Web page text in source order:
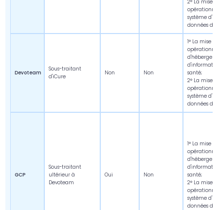
2° La mise
système
données de
Devoteam
Sous-traitant
d'iCure
Non Non
1° La mise
d'héberger
santé;
2° La mise
système
données de
GCP
Sous-traitant
ultérieur à
Devoteam
Oui Non
1° La mise
d'héberger
santé;
2° La mise
système
données de